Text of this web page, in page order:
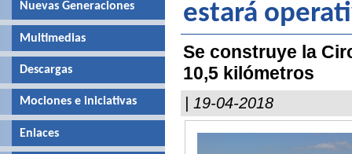
estará
Se construye la
10,5 kilómetros
| 19-04-2018
Nuevas Generaciones
Multimedias
Descargas
Mociones e iniciativas
Enlaces